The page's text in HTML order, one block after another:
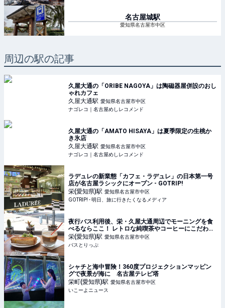
名古屋城駅
愛知県名古屋市中区
周辺の駅の記事
久屋大通の「ORIBE NAGOYA」は陶磁器屋併設のおし
ゃれカフェ
久屋大通駅 愛知県名古屋市中区
ナゴレコ｜名古屋めしレコメンド
久屋大通の「AMATO HISAYA」は夏季限定の生桃か
き氷店
久屋大通駅 愛知県名古屋市中区
ナゴレコ｜名古屋めしレコメンド
ラデュレの新業態「カフェ・ラデュレ」の日本第一号
店が名古屋ラシックにオープン - GOTRIP!
栄(愛知県)駅 愛知県名古屋市中区
GOTRIP! - 明日、旅に行きたくなるメディア
夜行バス利用後、栄・久屋大通周辺でモーニングを食
べるならここ！ レトロな純喫茶やコーヒーにこだわっ
たカフェを紹介
栄(愛知県)駅 愛知県名古屋市中区
バスとりっぷ
シャチと海中冒険！360度プロジェクションマッピン
グで夜景が海に 名古屋テレビ塔
栄町(愛知県)駅 愛知県名古屋市中区
いこーよニュース